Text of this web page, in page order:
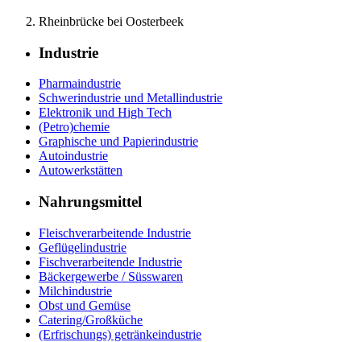
Rheinbrücke bei Oosterbeek
Industrie
Pharmaindustrie
Schwerindustrie und Metallindustrie
Elektronik und High Tech
(Petro)chemie
Graphische und Papierindustrie
Autoindustrie
Autowerkstätten
Nahrungsmittel
Fleischverarbeitende Industrie
Geflügelindustrie
Fischverarbeitende Industrie
Bäckergewerbe / Süsswaren
Milchindustrie
Obst und Gemüse
Catering/Großküche
(Erfrischungs) getränkeindustrie